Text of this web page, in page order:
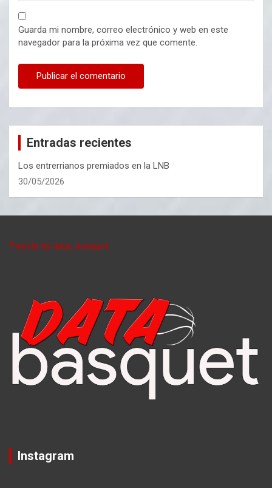
Guarda mi nombre, correo electrónico y web en este
navegador para la próxima vez que comente.
Entradas recientes
Los entrerrianos premiados en la LNB
30/05/2026
Tweets by data_basquet
Instagram